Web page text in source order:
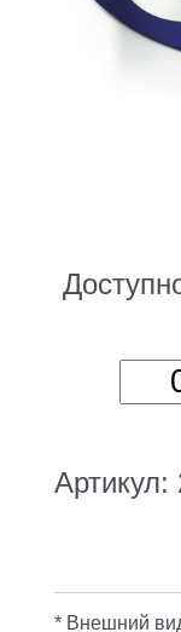
Артикул:
* Внешний